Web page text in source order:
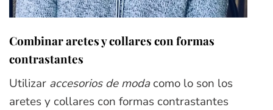
Combinar aretes y collares con formas
contrastantes
Utilizar accesorios de modacomo lo son los
aretes y collares con formas contrastantes